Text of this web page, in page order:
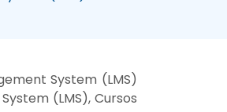
System (LMS)
(LMS), Cursos